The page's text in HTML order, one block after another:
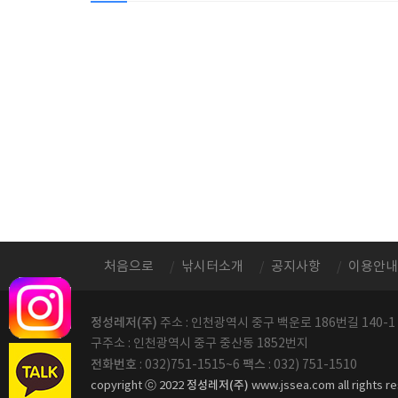
처음으로 낚시터소개 공지사항 이용안내
정성레저(주) 주소 : 인천광역시 중구 백운로 186번길 140-1
구주소 : 인천광역시 중구 중산동 1852번지
전화번호 : 032)751-1515~6 팩스 : 032) 751-1510
copyright ⓒ 2022 정성레저(주) www.jssea.com all rights